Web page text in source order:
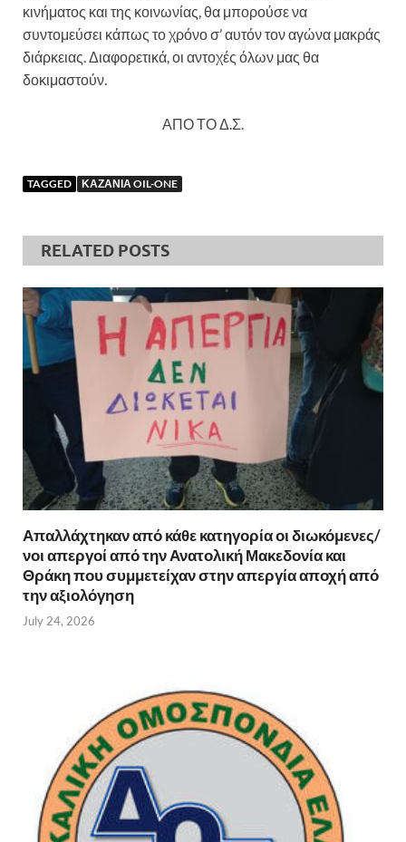
κινήματος και της κοινωνίας, θα μπορούσε να
συντομεύσει κάπως το χρόνο σ’ αυτόν τον αγώνα μακράς
διάρκειας. Διαφορετικά, οι αντοχές όλων μας θα
δοκιμαστούν.
ΑΠΟ ΤΟ Δ.Σ.
TAGGED ΚΑΖΑΝΙΑ OIL-ONE
RELATED POSTS
Απαλλάχτηκαν από κάθε κατηγορία οι διωκόμενες/
νοι απεργοί από την Ανατολική Μακεδονία και
Θράκη που συμμετείχαν στην απεργία αποχή από
την αξιολόγηση
July 24, 2026